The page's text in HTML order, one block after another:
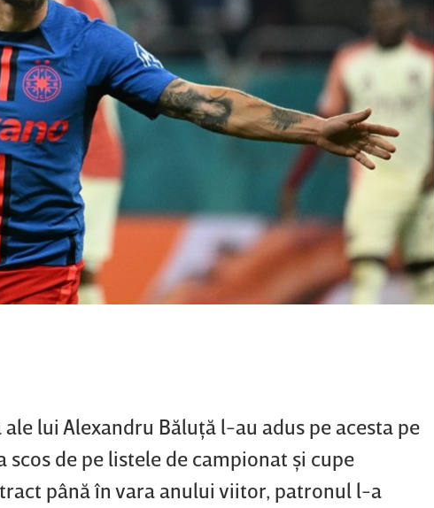
lui Alexandru Băluţă l-au adus pe acesta pe
scos de pe listele de campionat şi cupe
până în vara anului viitor, patronul l-a